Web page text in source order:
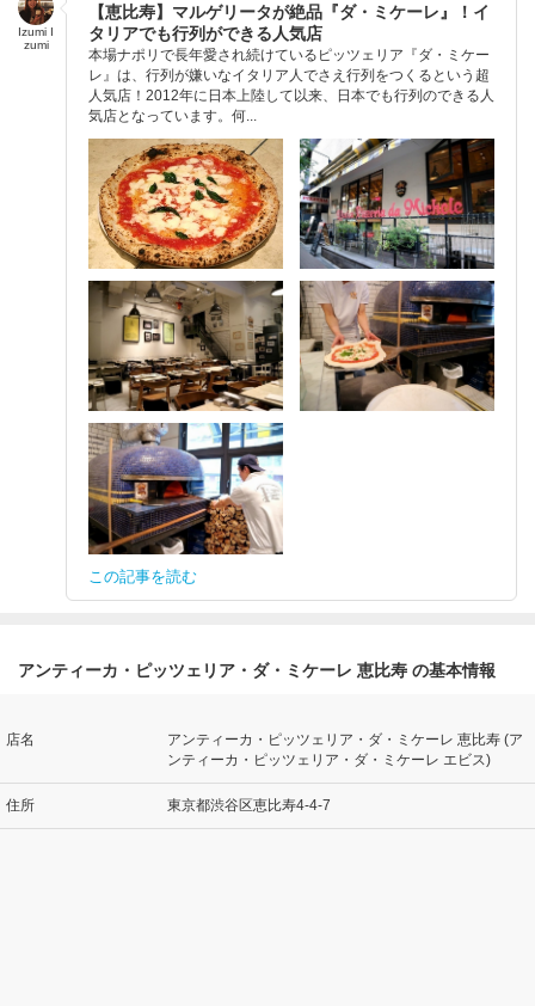
Izumi I
zumi
【恵比寿】マルゲリータが絶品『ダ・ミケーレ』！イ
タリアでも行列ができる人気店
本場ナポリで長年愛され続けているピッツェリア『ダ・ミケー
レ』は、行列が嫌いなイタリア人でさえ行列をつくるという超
人気店！2012年に日本上陸して以来、日本でも行列のできる人
気店となっています。何...
この記事を読む
アンティーカ・ピッツェリア・ダ・ミケーレ 恵比寿 の基本情報
店名
アンティーカ・ピッツェリア・ダ・ミケーレ 恵比寿 (ア
ンティーカ・ピッツェリア・ダ・ミケーレ エビス)
住所 東京都渋谷区恵比寿4-4-7